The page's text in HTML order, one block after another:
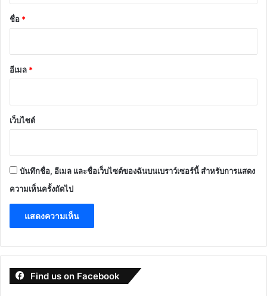
*
ชื่อ *
อีเมล *
เว็บไซต์
บันทึกชื่อ, อีเมล และชื่อเว็บไซต์ของฉันบนเบราว์เซอร์นี้ สำหรับการแสดง
ความเห็นครั้งถัดไป
Find us on Facebook